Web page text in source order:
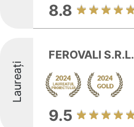
8.8
Laureați
FEROVALI S.R.L.
9.5